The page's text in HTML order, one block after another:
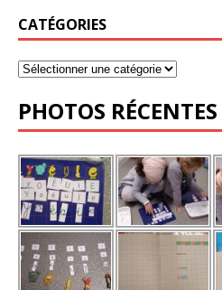
CATÉGORIES
PHOTOS RÉCENTES